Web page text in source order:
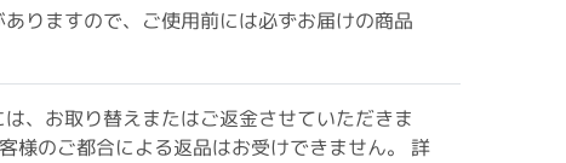
りますので、ご使用前には必ずお届けの商品
、お取り替えまたはご返金させていただきま
様のご都合による返品はお受けできません。 詳